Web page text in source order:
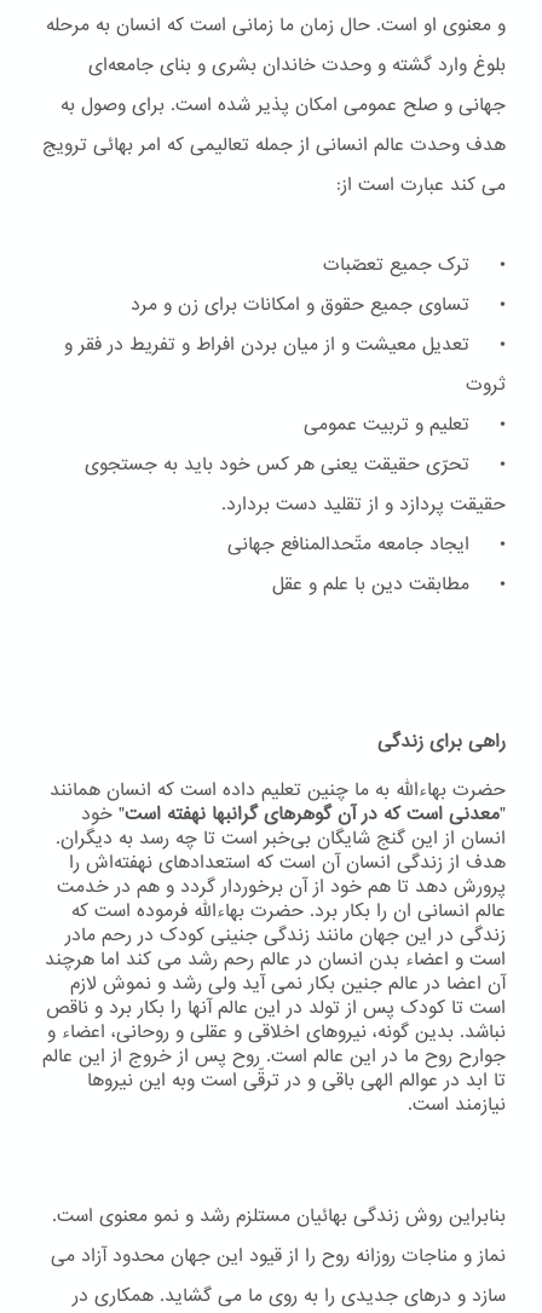
و معنوی او است. حال زمان ما زمانی است که انسان به مرحله
بلوغ وارد گشته و وحدت خاندان بشری و بنای جامعه‌ای
جهانی و صلح عمومی امکان پذیر شده است. برای وصول به
هدف وحدت عالم انسانی از جمله تعالیمی که امر بهائی ترویج
می کند عبارت است از:
• ترک جمیع تعصّبات
• تساوی جمیع حقوق و امکانات برای زن و مرد
• تعدیل معیشت و از میان بردن افراط و تفریط در فقر و
ثروت
• تعلیم و تربیت عمومی
• تحرّی حقیقت یعنی هر کس خود باید به جستجوی
حقیقت پردازد و از تقلید دست بردارد.
• ایجاد جامعه متّحدالمنافع جهانی
• مطابقت دین با علم و عقل
راهی برای زندگی
حضرت بهاءاللّه به ما چنین تعلیم داده است که انسان همانند
"معدنی است که در آن گوهرهای گرانبها نهفته است" خود
انسان از این گنج شایگان بی‌خبر است تا چه رسد به دیگران.
هدف از زندگی انسان آن است که استعدادهای نهفته‌اش را
پرورش دهد تا هم خود از آن برخوردار گردد و هم در خدمت
عالم انسانی ان را بکار برد. حضرت بهاءاللّه فرموده است که
زندگی در این جهان مانند زندگی جنینی کودک در رحم مادر
است و اعضاء بدن انسان در عالم رحم رشد می کند اما هرچند
آن اعضا در عالم جنین بکار نمی آید ولی رشد و نموش لازم
است تا کودک پس از تولد در این عالم آنها را بکار برد و ناقص
نباشد. بدین گونه، نیروهای اخلاقی و عقلی و روحانی، اعضاء و
جوارح روح ما در این عالم است. روح پس از خروج از این عالم
تا ابد در عوالم الهی باقی و در ترقّی است وبه اين نيروها
نيازمند است.
بنابراین روش زندگی بهائیان مستلزم رشد و نمو معنوی است.
نماز و مناجات روزانه روح را از قیود این جهان محدود آزاد می
سازد و درهای جدیدی را به روی ما می گشاید. همکاری در